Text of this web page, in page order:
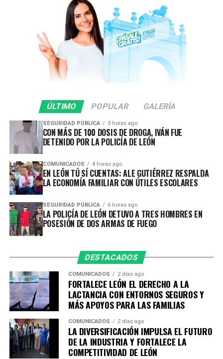
conducen y para las personas que transitan por la vía
Estos operativos tienen como principal objetivo
prevenir hechos de tránsito con consecuencias fatales,
inhibir conductas de riesgo y garantizar que las
vialidades sean espacios seguros para todas y todos.
En lo que va del 2026 se ha infraccionado a 442
vehículos por participar en arrancones.
Gracias a la oportuna denuncia ciudadana y a la rápida
respuesta de las corporaciones de seguridad, durante
esta intervención se previnieron accidentes y se evitó
que estas conductas representaran un mayor peligro
para la ciudadanía.
La Secretaría de Seguridad, Prevención y Protección
Ciudadana reitera que estos operativos continuarán
realizándose de manera permanente en distintos
puntos del municipio, con el firme compromiso de
salvaguardar la vida de las personas y fortalecer la
seguridad en las vialidades.
Asimismo, agradece a la ciudadanía por reportar este
tipo de conductas a través de las redes sociales y los
canales de emergencia 9-1-1, ya que su participación es
fundamental para construir un León más seguro para
todas y todos.
ÚLTIMO POPULAR GALERÍA
SEGURIDAD PÚBLICA 3 horas ago
CON MÁS DE 100 DOSIS DE DROGA, IVÁN FUE
DETENIDO POR LA POLICÍA DE LEÓN
COMUNICADOS 4 horas ago
EN LEÓN TÚ SÍ CUENTAS: ALE GUTIÉRREZ RESPALDA
LA ECONOMÍA FAMILIAR CON ÚTILES ESCOLARES
SEGURIDAD PÚBLICA 6 horas ago
LA POLICÍA DE LEÓN DETUVO A TRES HOMBRES EN
POSESIÓN DE DOS ARMAS DE FUEGO
DESTACADOS
COMUNICADOS 2 días ago
FORTALECE LEÓN EL DERECHO A LA
LACTANCIA CON ENTORNOS SEGUROS Y
MÁS APOYOS PARA LAS FAMILIAS
COMUNICADOS 2 días ago
LA DIVERSIFICACIÓN IMPULSA EL FUTURO
DE LA INDUSTRIA Y FORTALECE LA
COMPETITIVIDAD DE LEÓN